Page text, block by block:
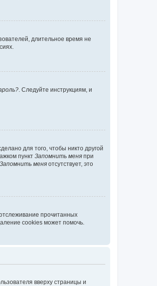
длительное время не
. Следуйте инструкциям, и
для того, чтобы никто другой
пункт Запомнить меня при
Запомнить меня отсутствует, это
прочитанных
cookies может помочь.
вверху страницы и